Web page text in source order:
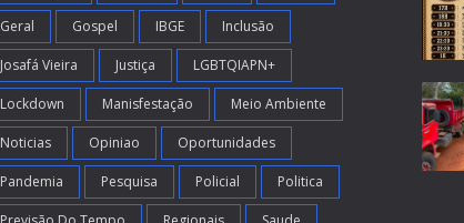
Geral Gospel IBGE Inclusão
Josafá Vieira Justiça LGBTQIAPN+
Lockdown Manisfestação Meio Ambiente
Noticias Opiniao Oportunidades
Pandemia Pesquisa Policial Politica